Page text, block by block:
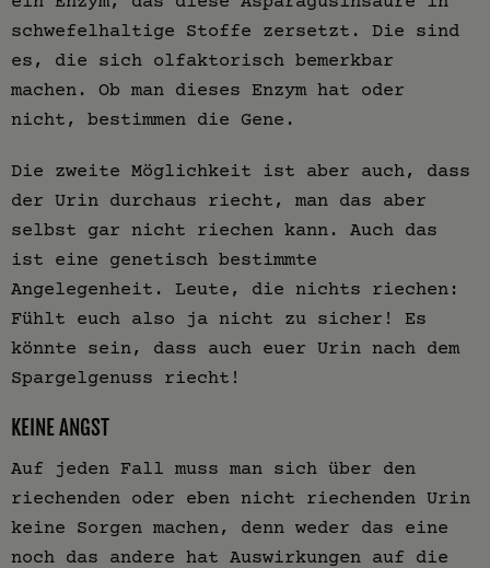
schwefelhaltige Stoffe zersetzt. Die sind
es, die sich olfaktorisch bemerkbar
machen. Ob man dieses Enzym hat oder
nicht, bestimmen die Gene.
Die zweite Möglichkeit ist aber auch, dass
der Urin durchaus riecht, man das aber
selbst gar nicht riechen kann. Auch das
ist eine genetisch bestimmte
Angelegenheit. Leute, die nichts riechen:
Fühlt euch also ja nicht zu sicher! Es
könnte sein, dass auch euer Urin nach dem
Spargelgenuss riecht!
KEINE ANGST
Auf jeden Fall muss man sich über den
riechenden oder eben nicht riechenden Urin
keine Sorgen machen, denn weder das eine
noch das andere hat Auswirkungen auf die